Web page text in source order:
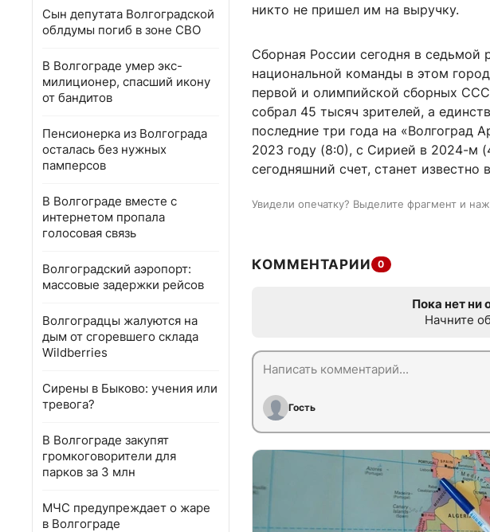
Сын депутата Волгоградской
облдумы погиб в зоне СВО
В Волгограде умер экс-
милиционер, спасший икону
от бандитов
Пенсионерка из Волгограда
осталась без нужных
памперсов
В Волгограде вместе с
интернетом пропала
голосовая связь
Волгоградский аэропорт:
массовые задержки рейсов
Волгоградцы жалуются на
дым от сгоревшего склада
Wildberries
Сирены в Быково: учения или
тревога?
В Волгограде закупят
громкоговорители для
парков за 3 млн
МЧС предупреждает о жаре
в Волгограде
никто не пришел им на выручку.
Сборная России сегодня в седьмой
национальной команды в этом
первой и олимпийской сборных
собрал 45 тысяч зрителей, а
последние три года на «Волгоград
2023 году (8:0), с Сирией в 2024-м
сегодняшний счет, станет
Увидели опечатку? Выделите фрагмент и
КОММЕНТАРИИ 0
Пока нет ни
Начните
Гость